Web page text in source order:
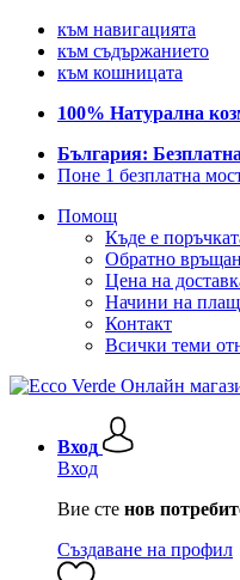
към навигацията
към съдържанието
към кошницата
100% Натурална
България:
Поне 1 безплатна
Помощ
Къде е
Обратно
Цена на
Начини на
Контакт
Всички теми
Вход
Вход
Вие сте нов
Създаване на профил